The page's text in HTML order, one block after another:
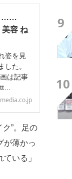
ら……
美容 ね
姿を見
した。
は記事
”。足の
が薄かっ
いる」
9
10